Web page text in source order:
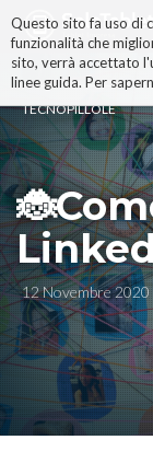
Questo sito fa uso di
funzionalità che
sito, verrà accettato
linee guida. Per
TECNOPILLOLE
12 Novembre 2020